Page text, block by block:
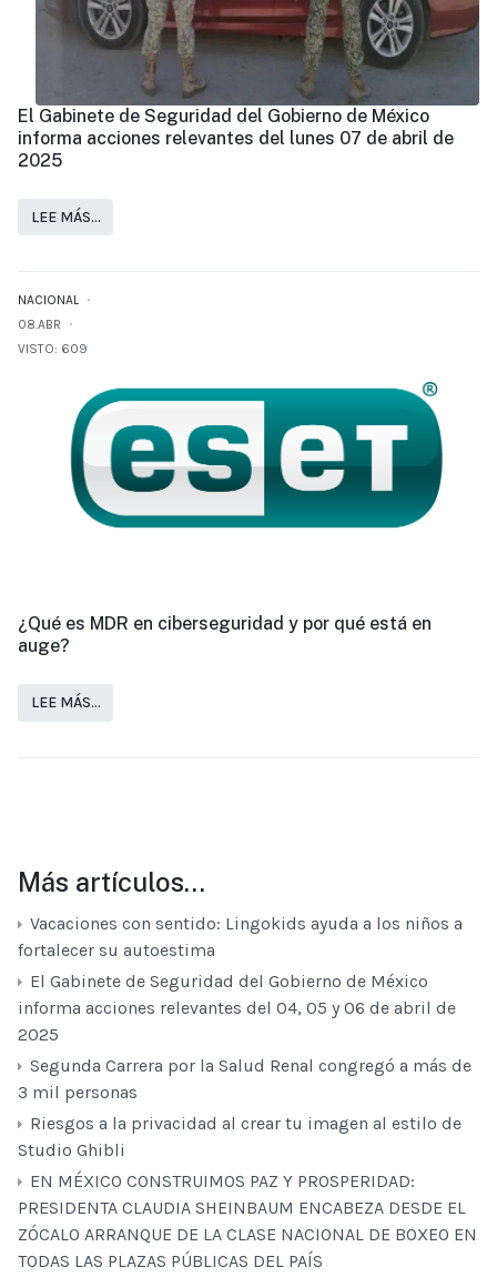
El Gabinete de Seguridad del Gobierno de México
informa acciones relevantes del lunes 07 de abril de
2025
LEE MÁS…
NACIONAL
08.ABR
VISTO: 609
¿Qué es MDR en ciberseguridad y por qué está en
auge?
LEE MÁS…
Más artículos…
Vacaciones con sentido: Lingokids ayuda a los niños a
fortalecer su autoestima
El Gabinete de Seguridad del Gobierno de México
informa acciones relevantes del 04, 05 y 06 de abril de
2025
Segunda Carrera por la Salud Renal congregó a más de
3 mil personas
Riesgos a la privacidad al crear tu imagen al estilo de
Studio Ghibli
EN MÉXICO CONSTRUIMOS PAZ Y PROSPERIDAD:
PRESIDENTA CLAUDIA SHEINBAUM ENCABEZA DESDE EL
ZÓCALO ARRANQUE DE LA CLASE NACIONAL DE BOXEO EN
TODAS LAS PLAZAS PÚBLICAS DEL PAÍS